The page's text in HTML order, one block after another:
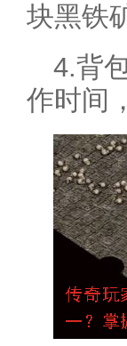
块黑铁
4.背
作时间